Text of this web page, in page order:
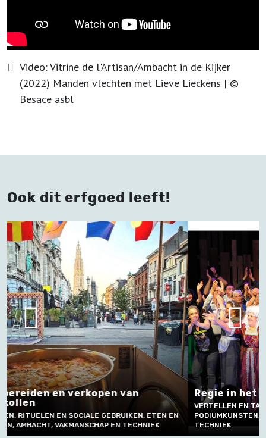
Video:Vitrine de l'Artisan/Ambacht in de Kijker
(2022) Manden vlechten met Lieve Lieckens | ©
Besace asbl
Ook dit erfgoed leeft!
Regie in het vrijetijdstheater
VERTELLEN EN TAALGEBRUIK , MUZIEK EN
PODIUMKUNSTEN, AMBACHT, VAKMANSCHAP EN
TECHNIEK